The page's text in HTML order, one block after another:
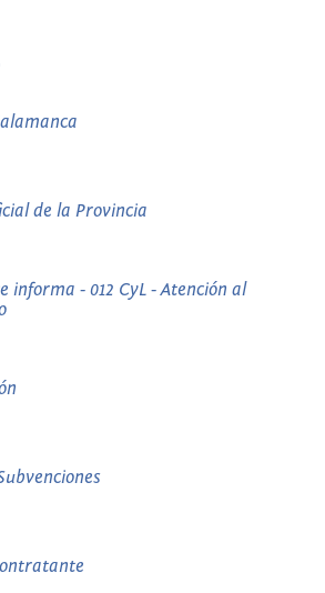
de la Provincia
informa - 012 CyL - Atención al